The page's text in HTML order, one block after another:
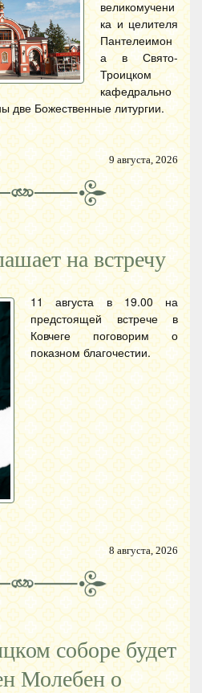
великомучени
ка и целителя
Пантелеимон
а в Свято-
Троицком
кафедрально
две Божественные литургии.
9 августа, 2026
на встречу
11 августа в 19.00 на
предстоящей встрече в
Ковчеге поговорим о
показном благочестии.
8 августа, 2026
соборе будет
Молебен о